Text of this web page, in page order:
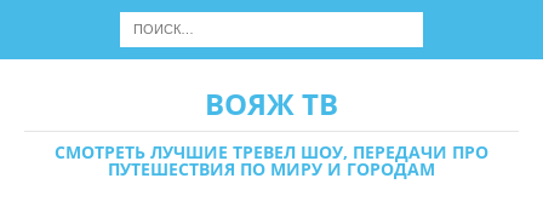
ВОЯЖ ТВ
СМОТРЕТЬ ЛУЧШИЕ ТРЕВЕЛ ШОУ, ПЕРЕДАЧИ ПРО
ПУТЕШЕСТВИЯ ПО МИРУ И ГОРОДАМ